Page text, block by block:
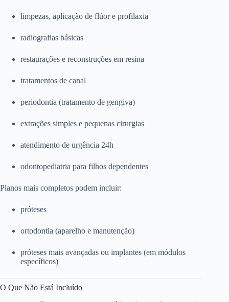
limpezas, aplicação de flúor e profilaxia
radiografias básicas
restaurações e reconstruções em resina
tratamentos de canal
periodontia (tratamento de gengiva)
extrações simples e pequenas cirurgias
atendimento de urgência 24h
odontopediatria para filhos dependentes
Planos mais completos podem incluir:
próteses
ortodontia (aparelho e manutenção)
próteses mais avançadas ou implantes (em módulos
específicos)
O Que Não Está Incluído